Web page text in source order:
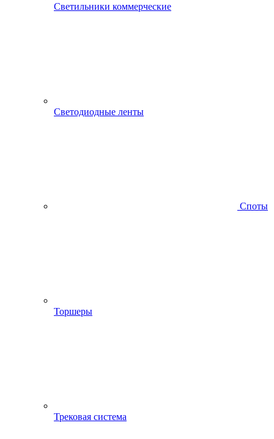
Светильники коммерческие
Светодиодные ленты
Споты
Торшеры
Трековая система